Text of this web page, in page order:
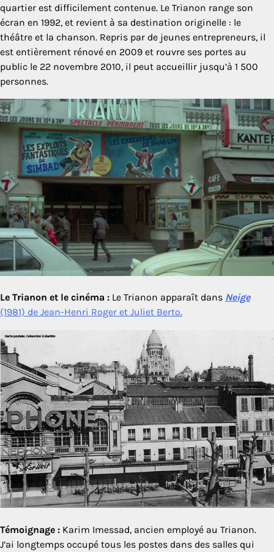
quartier est difficilement contenue. Le Trianon range son
écran en 1992, et revient à sa destination originelle : le
théâtre et la chanson. Repris par de jeunes entrepreneurs, il
est entièrement rénové en 2009 et rouvre ses portes au
public le 22 novembre 2010, il peut accueillir jusqu’à 1 500
personnes.
Le Trianon et le cinéma : Le Trianon apparaît dans Neige
(1981) de Jean-Henri Roger et Juliet Berto.
Témoignage : Karim Imessad, ancien employé au Trianon.
J’ai longtemps occupé tous les postes dans des salles qui